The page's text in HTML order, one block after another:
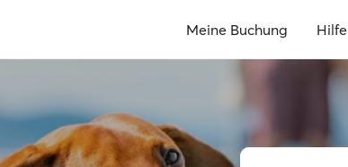
Meine Buchung Hilfe